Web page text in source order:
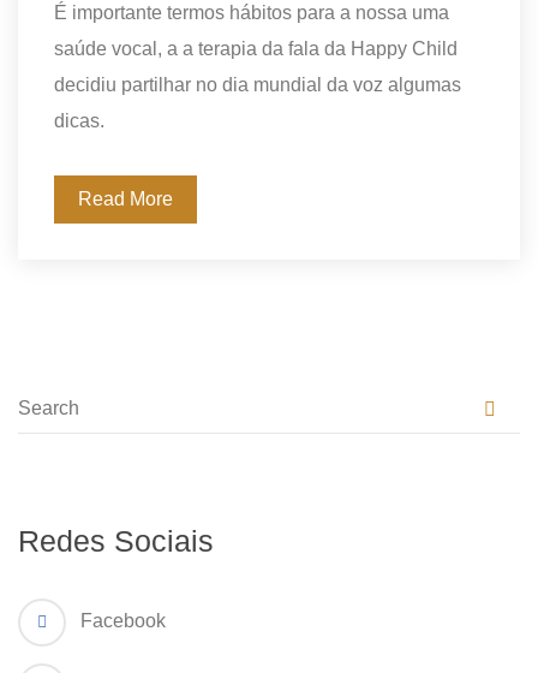
É importante termos hábitos para a nossa uma
saúde vocal, a a terapia da fala da Happy Child
decidiu partilhar no dia mundial da voz algumas
dicas.
Read More
Redes Sociais
Facebook